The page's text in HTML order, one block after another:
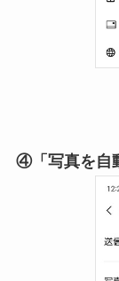
④「写真を自